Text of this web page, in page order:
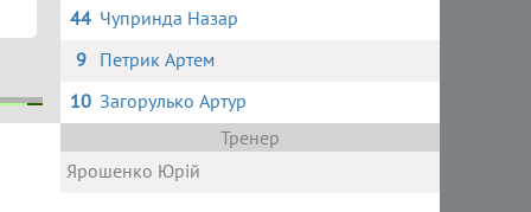
44 Чупринда Назар
9
Петрик Артем
10 Загорулько Артур
Тренер
Ярошенко Юрій